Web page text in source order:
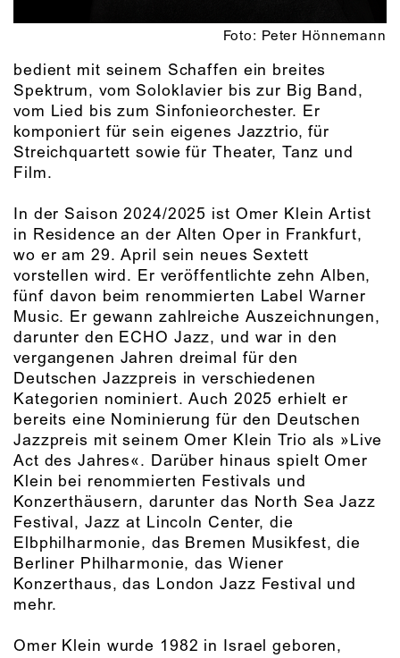
Foto: Peter Hönnemann
bedient mit seinem Schaffen ein breites
Spektrum, vom Soloklavier bis zur Big Band,
vom Lied bis zum Sinfonieorchester. Er
komponiert für sein eigenes Jazztrio, für
Streichquartett sowie für Theater, Tanz und
Film.
In der Saison 2024/2025 ist Omer Klein Artist
in Residence an der Alten Oper in Frankfurt,
wo er am 29. April sein neues Sextett
vorstellen wird. Er veröffentlichte zehn Alben,
fünf davon beim renommierten Label Warner
Music. Er gewann zahlreiche Auszeichnungen,
darunter den ECHO Jazz, und war in den
vergangenen Jahren dreimal für den
Deutschen Jazzpreis in verschiedenen
Kategorien nominiert. Auch 2025 erhielt er
bereits eine Nominierung für den Deutschen
Jazzpreis mit seinem Omer Klein Trio als »Live
Act des Jahres«. Darüber hinaus spielt Omer
Klein bei renommierten Festivals und
Konzerthäusern, darunter das North Sea Jazz
Festival, Jazz at Lincoln Center, die
Elbphilharmonie, das Bremen Musikfest, die
Berliner Philharmonie, das Wiener
Konzerthaus, das London Jazz Festival und
mehr.
Omer Klein wurde 1982 in Israel geboren,